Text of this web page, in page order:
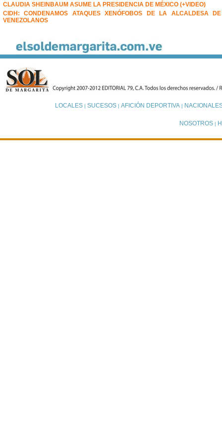
CLAUDIA SHEINBAUM ASUME LA PRESIDENCIA DE MÉXICO (+VIDEO)
CIDH: CONDENAMOS ATAQUES XENÓFOBOS DE LA ALCALDESA
VENEZOLANOS
LOCALES| SUCESOS| AFICIÓN DEPORTIVA|
NOSOTROS |